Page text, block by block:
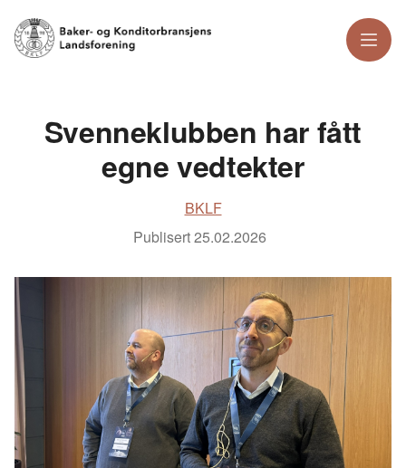
Meny
Svenneklubben har fått
egne vedtekter
BKLF
Publisert25.02.2026